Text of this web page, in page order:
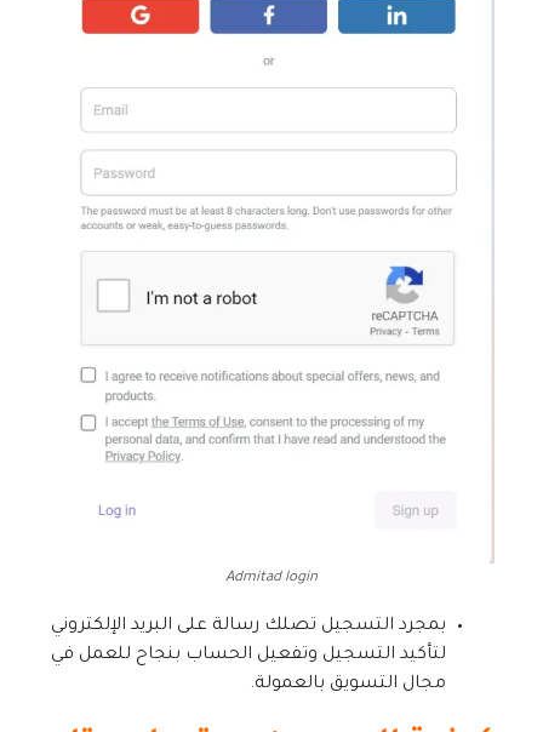
Admitad login
بمجرد التسجيل تصلك رسالة على البريد الإلكتروني
لتأكيد التسجيل وتفعيل الحساب بنجاح للعمل في
مجال التسويق بالعمولة.